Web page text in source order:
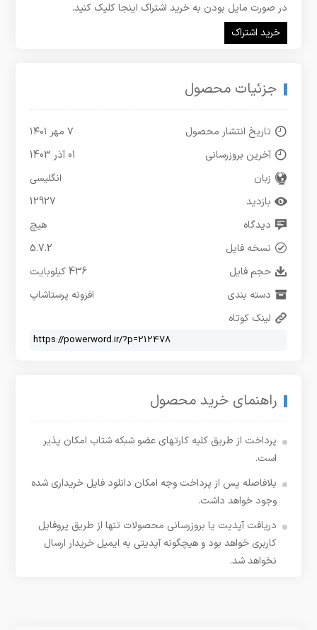
در صورت مایل بودن به خرید اشتراک اینجا کلیک کنید.
خرید اشتراک
جزئیات محصول
تاریخ انتشار محصول
۷ مهر ۱۴۰۱
آخرین بروزرسانی
01 آذر 1403
زبان
انگلیسی
بازدید
12927
دیدگاه
هیچ
نسخه فایل
5.7.2
حجم فایل
436 کیلوبایت
دسته بندی
افزونه پرستاشاپ
لینک کوتاه
راهنمای خرید محصول
پرداخت از طریق کلیه کارتهای عضو شبکه شتاب امکان پذیر
است.
بلافاصله پس از پرداخت وجه امکان دانلود فایل خریداری شده
وجود خواهد داشت.
دریافت آپدیت یا بروزرسانی محصولات تنها از طریق پروفایل
کاربری خواهد بود و هیچگونه آپدیتی به ایمیل خریدار ارسال
نخواهد شد.